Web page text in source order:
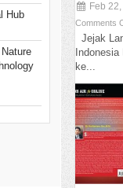
Hub
Feb
Comments
Jejak
ke...